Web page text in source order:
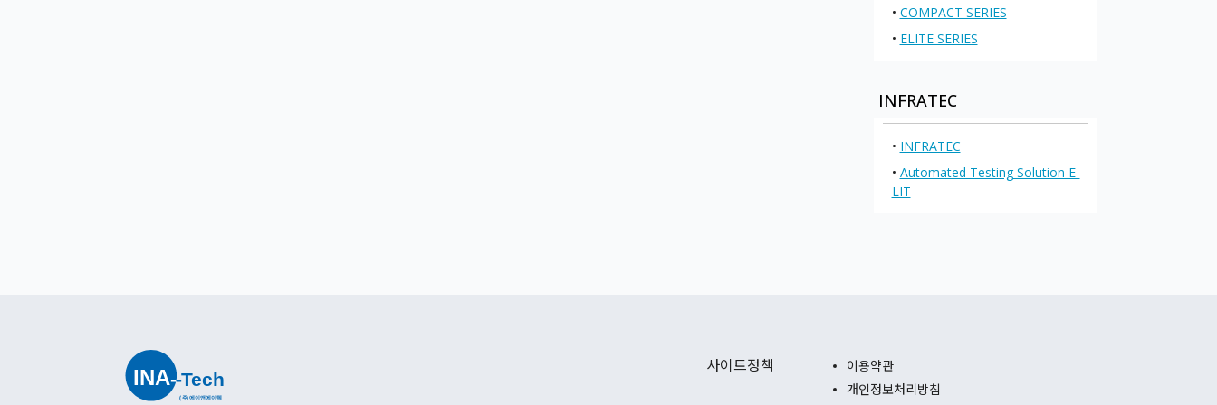
• COMPACT SERIES
• ELITE SERIES
INFRATEC
• INFRATEC
• Automated Testing Solution E-
LIT
사이트정책
이용약관
개인정보처리방침